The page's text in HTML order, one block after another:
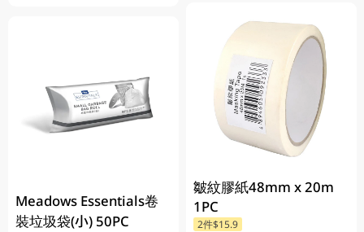
Meadows Essentials卷
裝垃圾袋(小) 50PC
皺紋膠紙48mm x 20m
1PC
2件$15.9